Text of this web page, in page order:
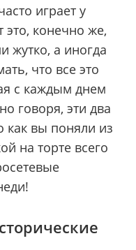
играет у
конечно же,
жутко, а иногда
что все это
с каждым днем
говоря, эти два
как вы поняли из
на торте всего